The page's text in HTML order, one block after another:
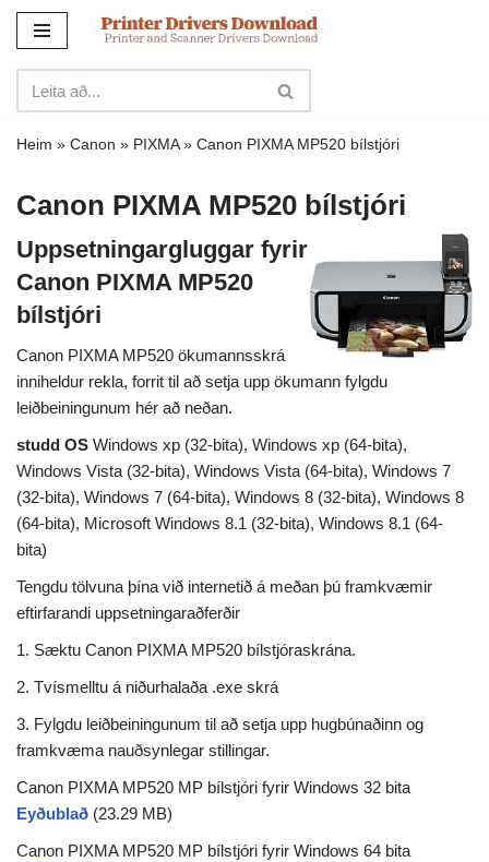
yfir
í
innihald
Heim » Canon » PIXMA» Canon PIXMA MP520 bílstjóri
Canon PIXMA MP520 bílstjóri
Uppsetningargluggar fyrir
Canon PIXMA MP520
bílstjóri
Canon PIXMA MP520 ökumannsskrá
inniheldur rekla, forrit til að setja upp ökumann fylgdu
leiðbeiningunum hér að neðan.
studd OS Windows xp (32-bita), Windows xp (64-bita),
Windows Vista (32-bita), Windows Vista (64-bita), Windows 7
(32-bita), Windows 7 (64-bita), Windows 8 (32-bita), Windows 8
(64-bita), Microsoft Windows 8.1 (32-bita), Windows 8.1 (64-
bita)
Tengdu tölvuna þína við internetið á meðan þú framkvæmir
eftirfarandi uppsetningaraðferðir
1. Sæktu Canon PIXMA MP520 bílstjóraskrána.
2. Tvísmelltu á niðurhalaða .exe skrá
3. Fylgdu leiðbeiningunum til að setja upp hugbúnaðinn og
framkvæma nauðsynlegar stillingar.
Canon PIXMA MP520 MP bílstjóri fyrir Windows 32 bita
Eyðublað (23.29 MB)
Canon PIXMA MP520 MP bílstjóri fyrir Windows 64 bita